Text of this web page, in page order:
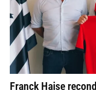
Franck Haise